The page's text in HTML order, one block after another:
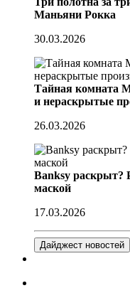
Маньяни Рокка
30.03.2026
Тайная комната
и нераскрытые
26.03.2026
Banksy раскрыт?
маской
17.03.2026
Дайджест новостей